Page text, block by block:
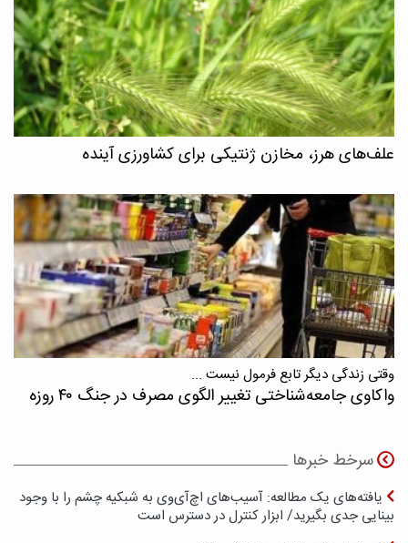
علف‌های هرز، مخازن ژنتیکی برای کشاورزی آینده
وقتی زندگی دیگر تابع فرمول نیست ...
واکاوی جامعه‌شناختی تغییر الگوی مصرف در جنگ ۴۰ روزه
سرخط خبرها
یافته‌های یک مطالعه: آسیب‌های اچ‌آی‌وی به شبکیه چشم را با وجود
بینایی جدی بگیرید/ ابزار کنترل در دسترس است